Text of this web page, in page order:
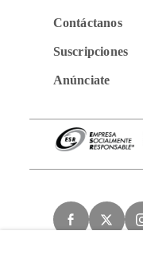
Contáctanos
Suscripciones
Anúnciate